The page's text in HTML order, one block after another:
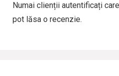
Numai clienții autentificați
pot lăsa o recenzie.